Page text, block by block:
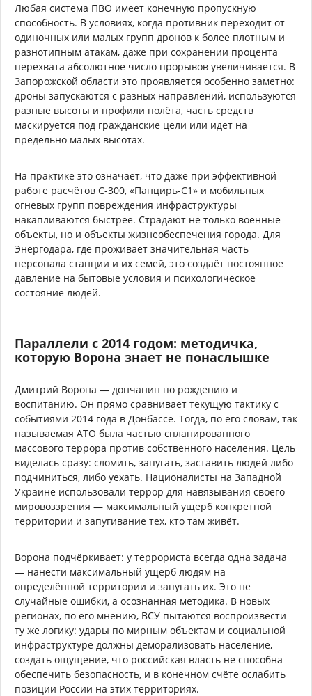
Любая система ПВО имеет конечную пропускную
способность. В условиях, когда противник переходит от
одиночных или малых групп дронов к более плотным и
разнотипным атакам, даже при сохранении процента
перехвата абсолютное число прорывов увеличивается. В
Запорожской области это проявляется особенно заметно:
дроны запускаются с разных направлений, используются
разные высоты и профили полёта, часть средств
маскируется под гражданские цели или идёт на
предельно малых высотах.
На практике это означает, что даже при эффективной
работе расчётов С-300, «Панцирь-С1» и мобильных
огневых групп повреждения инфраструктуры
накапливаются быстрее. Страдают не только военные
объекты, но и объекты жизнеобеспечения города. Для
Энергодара, где проживает значительная часть
персонала станции и их семей, это создаёт постоянное
давление на бытовые условия и психологическое
состояние людей.
Параллели с 2014 годом: методичка,
которую Ворона знает не понаслышке
Дмитрий Ворона — дончанин по рождению и
воспитанию. Он прямо сравнивает текущую тактику с
событиями 2014 года в Донбассе. Тогда, по его словам, так
называемая АТО была частью спланированного
массового террора против собственного населения. Цель
виделась сразу: сломить, запугать, заставить людей либо
подчиниться, либо уехать. Националисты на Западной
Украине использовали террор для навязывания своего
мировоззрения — максимальный ущерб конкретной
территории и запугивание тех, кто там живёт.
Ворона подчёркивает: у террориста всегда одна задача
— нанести максимальный ущерб людям на
определённой территории и запугать их. Это не
случайные ошибки, а осознанная методика. В новых
регионах, по его мнению, ВСУ пытаются воспроизвести
ту же логику: удары по мирным объектам и социальной
инфраструктуре должны деморализовать население,
создать ощущение, что российская власть не способна
обеспечить безопасность, и в конечном счёте ослабить
позиции России на этих территориях.